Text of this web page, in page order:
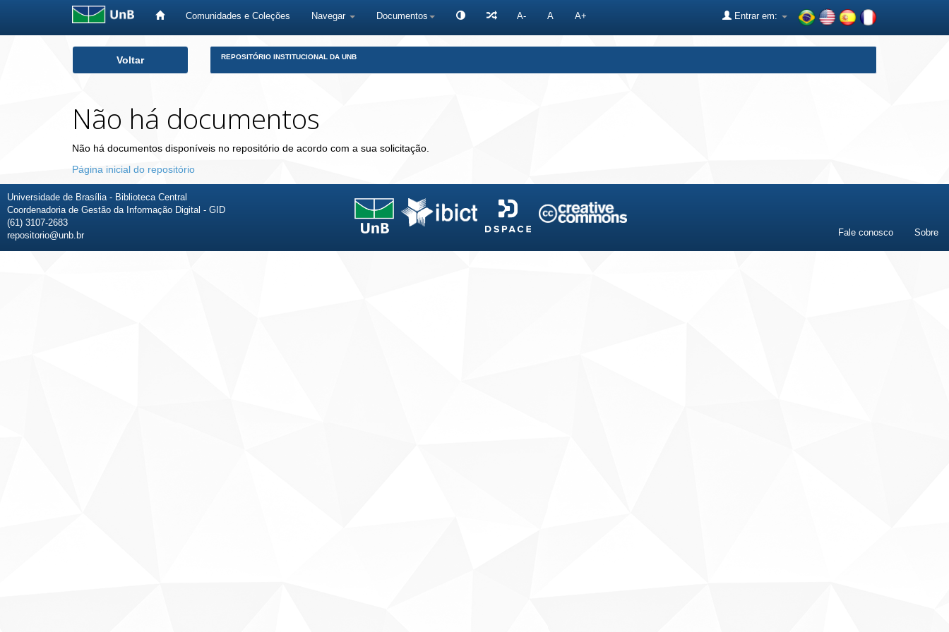
Comunidades e Coleções Navegar Documentos A- A A+ Entrar em:
Voltar REPOSITÓRIO INSTITUCIONAL DA UNB
Não há documentos
Não há documentos disponíveis no repositório de acordo com a sua solicitação.
Página inicial do repositório
Universidade de Brasília - Biblioteca Central
Coordenadoria de Gestão da Informação Digital - GID
(61) 3107-2683
repositorio@unb.br
Fale conosco Sobre